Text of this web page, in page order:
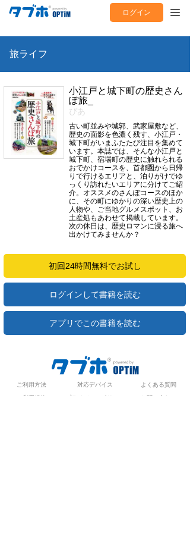
ログイン
旅ライフ
小江戸と城下町の歴史さん
ぽ旅_
ぴあ
古い町並みや城郭、武家屋敷など、
歴史の面影を色濃く残す、小江戸・
城下町がいまふたたび注目を集めて
います。本誌では、そんな小江戸と
城下町、宿場町の歴史に触れられる
おでかけコースを、首都圏から日帰
りで行けるエリアと、泊りがけでゆ
っくり訪れたいエリアに分けてご紹
介。オススメのさんぽコースのほか
に、その町にゆかりの深い歴史上の
人物や、ご当地グルメスポット、お
土産処もあわせて掲載しています。
次の休日は、歴史ロマンに浸る旅へ
出かけてみませんか？
初回24時間無料でお試し
ログインして書籍を読む
アプリでこの書籍を読む
ご利用方法 対応デバイス
よくある質問
ご利用規約
プライバシーポリシー お問い合わせ